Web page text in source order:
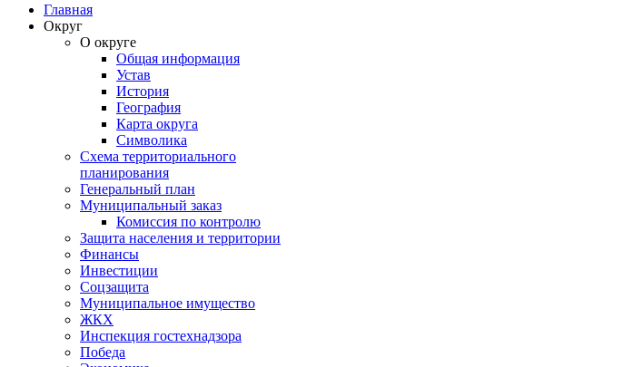
Главная
Округ
О округе
Общая информация
Устав
История
География
Карта округа
Символика
Схема территориального
планирования
Генеральный план
Муниципальный заказ
Комиссия по контролю
Защита населения и территории
Финансы
Инвестиции
Соцзащита
Муниципальное имущество
ЖКХ
Инспекция гостехнадзора
Победа